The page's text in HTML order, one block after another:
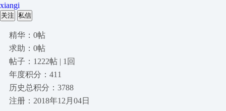
xiangi
关注 私信
精华：0帖
求助：0帖
帖子：1222帖 | 1回
年度积分：411
历史总积分：3788
注册：2018年12月04日